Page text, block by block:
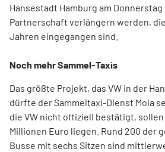
Hansestadt Hamburg am
Partnerschaft verlängern werden,
Jahren eingegangen sind.
Noch mehr Sammel-Taxis
Das größte Projekt, das VW in der
dürfte der Sammeltaxi-Dienst Moia
die VW nicht offiziell bestätigt, sollen
Millionen Euro liegen. Rund 200 der
Busse mit sechs Sitzen sind